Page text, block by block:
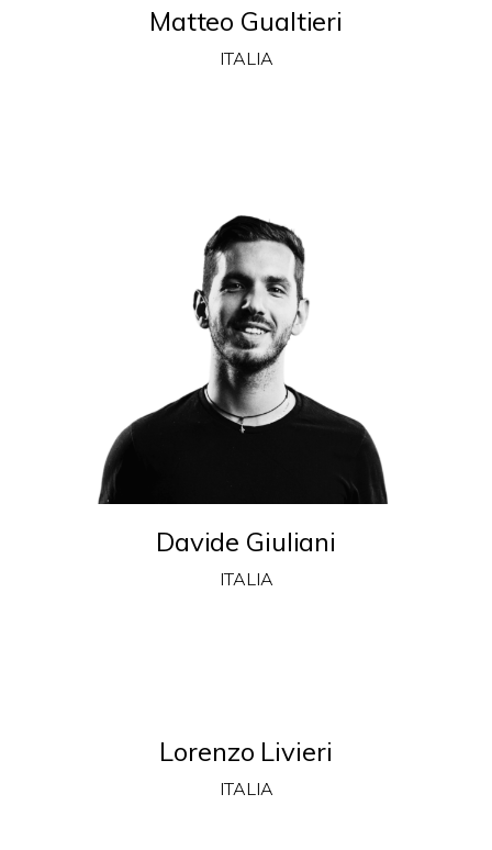
Matteo Gualtieri
ITALIA
Davide Giuliani
ITALIA
Lorenzo Livieri
ITALIA